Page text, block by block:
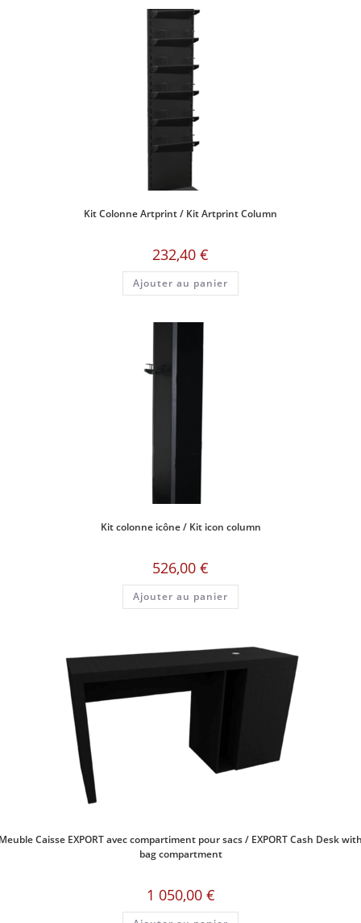
Kit Colonne Artprint / Kit Artprint Column
232,40 €
Ajouter au panier
Kit colonne icône / Kit icon column
526,00 €
Ajouter au panier
Caisse EXPORT avec compartiment pour sacs / EXPORT Cash Desk
bag compartment
1 050,00 €